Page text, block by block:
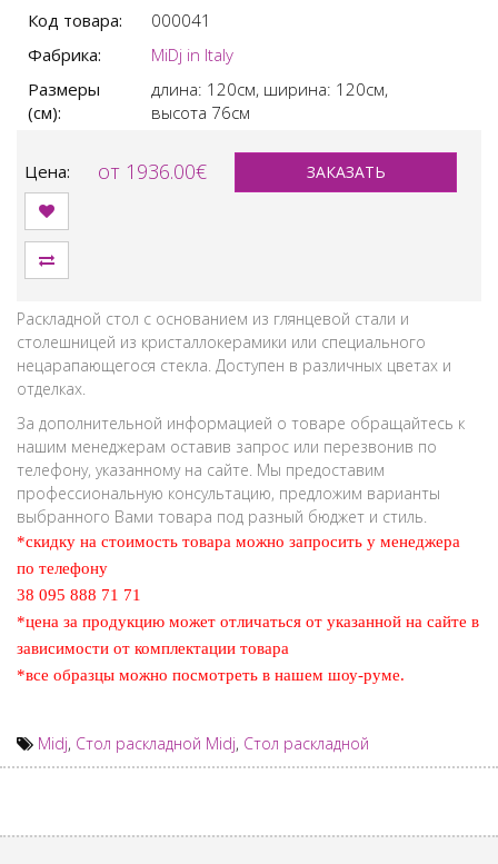
Код товара:
000041
Фабрика:
MiDj in Italy
Размеры
(см):
длина: 120см, ширина: 120см,
высота 76см
Цена: от 1936.00€ ЗАКАЗАТЬ
Раскладной стол с основанием из глянцевой стали и
столешницей из кристаллокерамики или специального
нецарапающегося стекла. Доступен в различных цветах и
отделках.
За дополнительной информацией о товаре обращайтесь к
нашим менеджерам оставив запрос или перезвонив по
телефону, указанному на сайте. Мы предоставим
профессиональную консультацию, предложим варианты
выбранного Вами товара под разный бюджет и стиль.
*скидку на стоимость товара можно запросить у менеджера
по телефону
38 095 888 71 71
*цена за продукцию может отличаться от указанной на сайте в
зависимости от комплектации товара
*все образцы можно посмотреть в нашем шоу-руме.
Midj, Стол раскладной Midj, Стол раскладной